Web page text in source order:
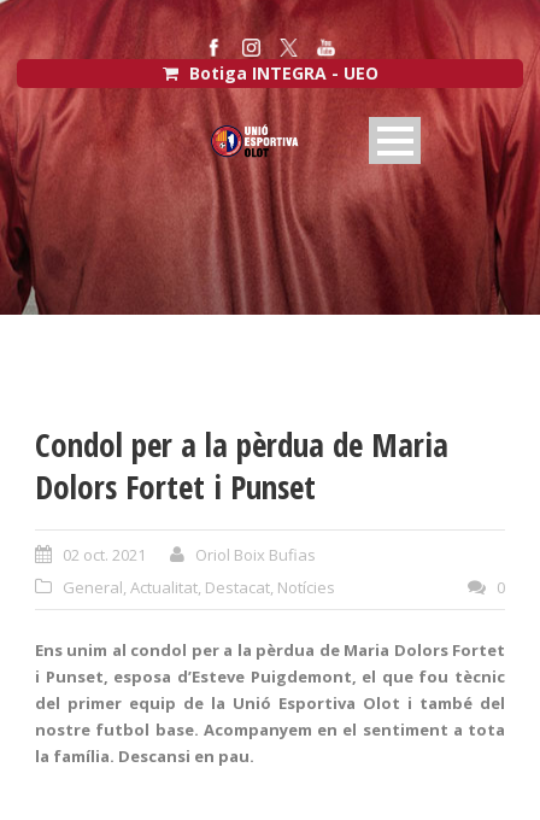
Botiga INTEGRA - UEO
Condol per a la pèrdua de Maria
Dolors Fortet i Punset
02 oct. 2021
Oriol Boix Bufias
General, Actualitat, Destacat, Notícies 0
Ens unim al condol per a la pèrdua de Maria Dolors Fortet
i Punset, esposa d’Esteve Puigdemont, el que fou tècnic
del primer equip de la Unió Esportiva Olot i també del
nostre futbol base. Acompanyem en el sentiment a tota
la família. Descansi en pau.